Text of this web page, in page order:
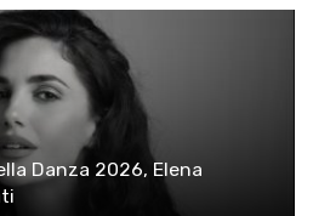
Danza 2026, Elena